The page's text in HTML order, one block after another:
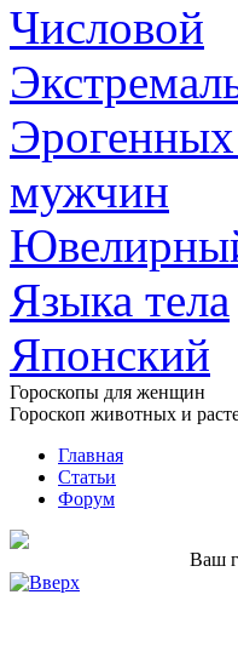
Числовой
мужчин
Языка тела
Японский
Гороскопы для женщин
Гороскоп животных и
Главная
Статьи
Форум
Ваш